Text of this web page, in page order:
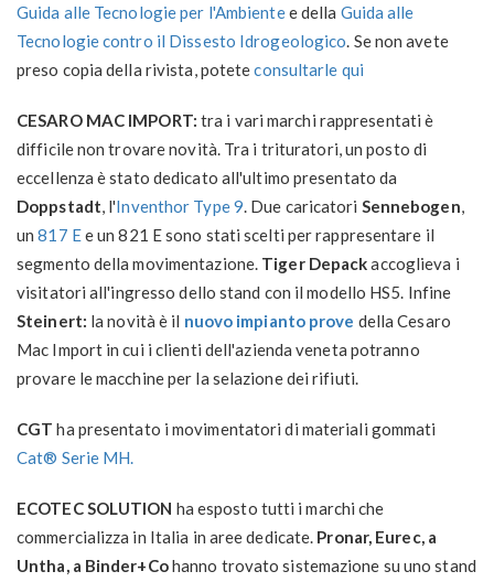
Guida alle Tecnologie per l'Ambientee della Guida alle
Tecnologie contro il Dissesto Idrogeologico. Se non avete
preso copia della rivista, poteteconsultarle qui
CESARO MAC IMPORT: tra i vari marchi rappresentati è
difficile non trovare novità. Tra i trituratori, un posto di
eccellenza è stato dedicato all'ultimo presentato da
Doppstadt, l'Inventhor Type 9. Due caricatori Sennebogen,
un817 Ee un 821 E sono stati scelti per rappresentare il
segmento della movimentazione. Tiger Depackaccoglieva i
visitatori all'ingresso dello stand con il modello HS5. Infine
Steinert: la novità è il nuovo impianto prove della Cesaro
Mac Import in cui i clienti dell'azienda veneta potranno
provare le macchine per la selazione dei rifiuti.
CGT ha presentato i movimentatori di materiali gommati
Cat® Serie MH.
ECOTEC SOLUTION ha esposto tutti i marchi che
commercializza in Italia in aree dedicate. Pronar, Eurec, a
Untha, a Binder+Cohanno trovato sistemazione su uno stand